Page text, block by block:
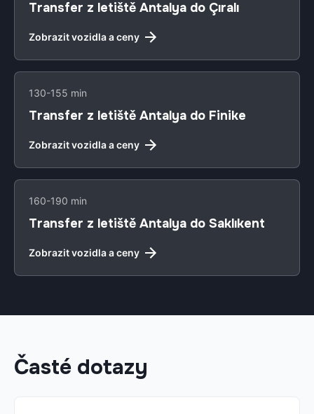
Transfer z letiště Antalya do Çıralı
Zobrazit vozidla a ceny
130-155 min
Transfer z letiště Antalya do Finike
Zobrazit vozidla a ceny
160-190 min
Transfer z letiště Antalya do Saklıkent
Zobrazit vozidla a ceny
Časté dotazy